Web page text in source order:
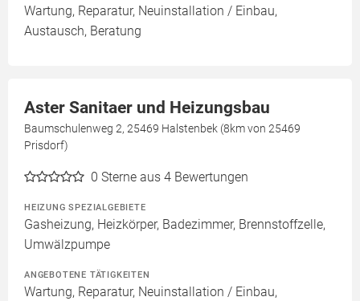
Wartung, Reparatur, Neuinstallation / Einbau,
Austausch, Beratung
Aster Sanitaer und Heizungsbau
Baumschulenweg 2, 25469 Halstenbek (8km von 25469
Prisdorf)
0 Sterne aus 4 Bewertungen
HEIZUNG SPEZIALGEBIETE
Gasheizung, Heizkörper, Badezimmer, Brennstoffzelle,
Umwälzpumpe
ANGEBOTENE TÄTIGKEITEN
Wartung, Reparatur, Neuinstallation / Einbau,